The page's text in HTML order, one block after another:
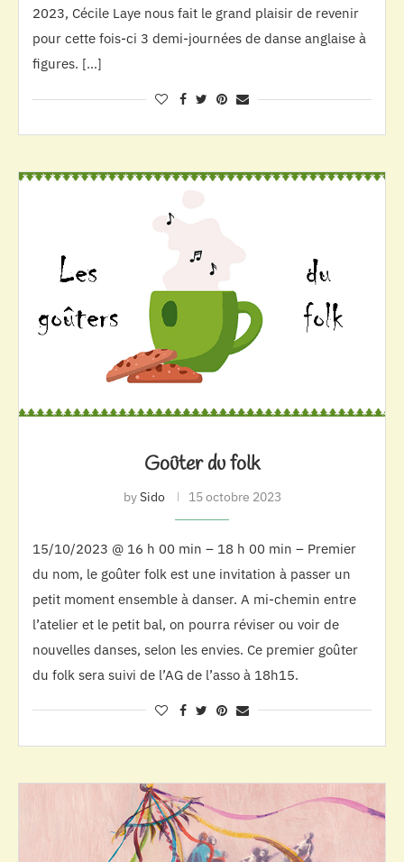
2023, Cécile Laye nous fait le grand plaisir de revenir
pour cette fois-ci 3 demi-journées de danse anglaise à
figures. […]
Goûter du folk
bySido 15 octobre 2023
15/10/2023 @ 16 h 00 min – 18 h 00 min – Premier
du nom, le goûter folk est une invitation à passer un
petit moment ensemble à danser. A mi-chemin entre
l’atelier et le petit bal, on pourra réviser ou voir de
nouvelles danses, selon les envies. Ce premier goûter
du folk sera suivi de l’AG de l’asso à 18h15.